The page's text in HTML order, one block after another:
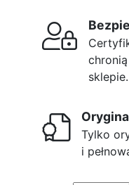
sklepie.
Tylko
i